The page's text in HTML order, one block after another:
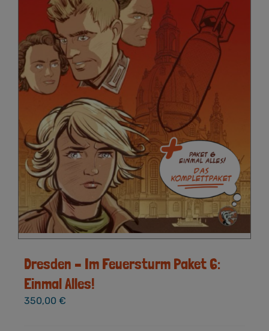
Dresden – Im Feuersturm Paket 6:
Einmal Alles!
350,00 €